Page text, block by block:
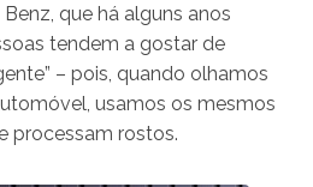
que há alguns anos
tendem a gostar de
– pois, quando olhamos
usamos os mesmos
processam rostos.